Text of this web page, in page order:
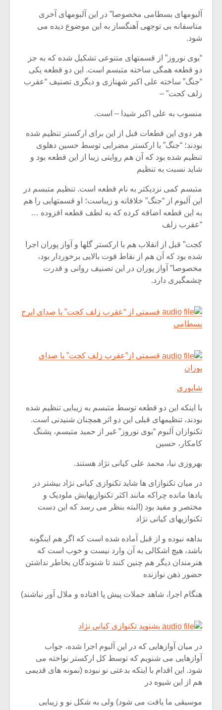
آلبومهای بسطامی مخصوصا” در این آلبومهای آخری
متاسفانه بی توجهی آهنگساز به این موضوع دیده می
شود.
“بوی نوروز” از قسمتهای متنوعی تشکیل شده که به جز
دو قطعه همگی ساخته متبسم است. این دو قطعه یکی
“جنگ” ساخته علی اکبر شهنازی و دیگری تصنیف “عقرب
زلف کجت” –
منسوب به علی اکبر شیدا – است.
هر دوی این قطعات قبل از این برای ارکستر تنظیم شده
بودند؛ “جنگ” با ارکستر مضرابی توسط حسین دهلوی
تنظیم شده بود که آن هم روایتی زیبا از این قطعه بود و
شاید نسبت به تنظیم
متبسم کمی نزدیکتر به نام قطعه است. تنظیم متبسم در
این آلبوم از “جنگ” خلاقانه و زیباست؛ او قسمتهایی را هم
به این قطعه اضافه کرده که به لطف قطعه افزوده …
“عقرب زلف
کجت” قبل از انقلاب هم با ارکستر گلها و آواز پوران اجرا
شده بود که آن هم از نقاط قوت بالایی برخوردار بود،
مخصوصا” آواز پوران در این تصنیف روانی و قدرت
چشمگیری دارد.
قسمتی از “عقرب زلف کجت” با صدای ایرج
بسطامی
قسمتی از”عقرب زلف کجت” با صدای
پوران
شاپوری
با اینکه این دو قطعه توسط متبسم به زیبایی تنظیم شده
بودند، تنظیمهای قبلی این دو اثر همچنان شنیدنی است.
تکنوازان آلبوم “بوی نوروز” غیر از حمید متبسم، پشنگ
کامکار، حسین
بهروزی نیا، محمد علی کیانی نژاد هستند.
در میان تکنوازای ها شاید تکنوازی کیانی نژاد بیشتر در
یادها مانده چراکه مانند اکثر تکنوازیهایش ملودیک و
مختصر و مفید بود (البته بنظر می رسد که این دست
تکنوازیهای کیانی نژاد
بداهه نبوده و از قبل آماده شده است که اگر هم اینگونه
باشد، هیچ اشکالی به آن وارد نیست و خوب است که
هنرمندان دیگر هم چنین کنند تا شنوندگان بخاطر نداشتن
حضور ذهن نوازنده
هنگام اجرا، شاهد جملات پیش پا افتاده و ملال آور نباشند)
بشنوید تکنوازی کیانی نژاد
در میان آوازهایی که در این آلبوم اجرا شده، جواب
آوازهایی می شنویم که توسط کل ارکستر نواخته می
شود. این اقدام با اینکه بدعتی نو نبوده (نمونه های قدیمی
هم از این شیوه در
موسیقی ما یافت می شود) ولی به شکل نو و زیبایی